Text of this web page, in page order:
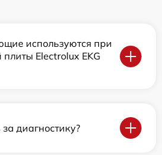
используются при
Electrolux EKG
диагностику?